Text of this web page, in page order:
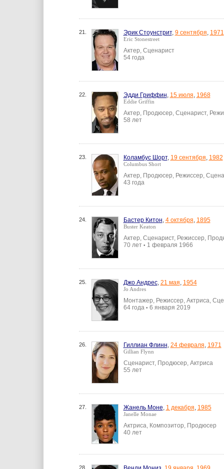
21. Эрик Стоунстрит, 9 сентября, 1971
Eric Stonestreet
Актер, Сценарист
54 года
22. Эдди Гриффин, 15 июля, 1968
Eddie Griffin
Актер, Продюсер, Сценарист,
58 лет
23. Коламбус Шорт, 19 сентября, 1982
Columbus Short
Актер, Продюсер, Режиссер,
43 года
24. Бастер Китон, 4 октября, 1895
Buster Keaton
Актер, Сценарист, Режиссер,
70 лет • 1 февраля 1966
25. Джо Андрес, 21 мая, 1954
Jo Andres
Монтажер, Режиссер, Актриса,
64 года • 6 января 2019
26. Гиллиан Флинн, 24 февраля, 1971
Gillian Flynn
Сценарист, Продюсер, Актриса
55 лет
27. Жанель Моне, 1 декабря, 1985
Janelle Monae
Актриса, Композитор, Продюсер
40 лет
28.